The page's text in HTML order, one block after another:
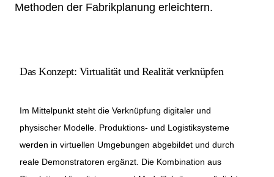
Methoden der Fabrikplanung erleichtern.
Das Konzept: Virtualität und Realität verknüpfen
Im Mittelpunkt steht die Verknüpfung digitaler und
physischer Modelle. Produktions- und Logistiksysteme
werden in virtuellen Umgebungen abgebildet und durch
reale Demonstratoren ergänzt. Die Kombination aus